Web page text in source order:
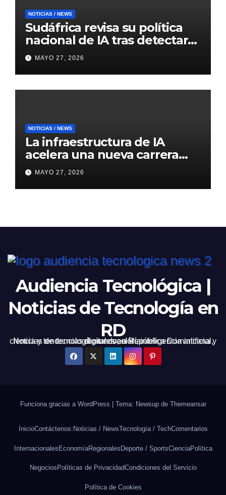
NOTICIAS / NEWS
Sudáfrica revisa su política
nacional de IA tras detectar
errores generados por
inteligencia artificial
MAYO 27, 2026
NOTICIAS / NEWS
La infraestructura de IA
acelera una nueva carrera
global de centros de datos
MAYO 27, 2026
Audiencia Tecnológica |
Noticias de Tecnología en
RD
Noticias de tecnología, innovación, inteligencia artificial, ciencia y tendencias digitales en República Dominicana y el mundo, al día.
Funciona gracias a WordPress Tema: Newsup de Themeansar
InicioContáctenos: Noticias / NewsTecnología / TechComentarios
InternacionalesEconomíaRegionalesDeporte / SportsCienciaPolítica
Negocios Políticas de PrivacidadCondiciones del Servicio
Política de Cookies